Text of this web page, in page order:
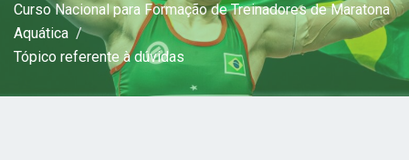
Curso Nacional para Formação de Treinadores de Maratona
Aquática
Tópico referente à dúvidas